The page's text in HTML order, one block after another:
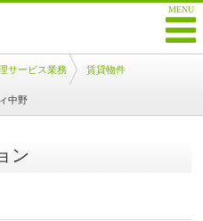
サービス業務 賃貸物件
中野
ン